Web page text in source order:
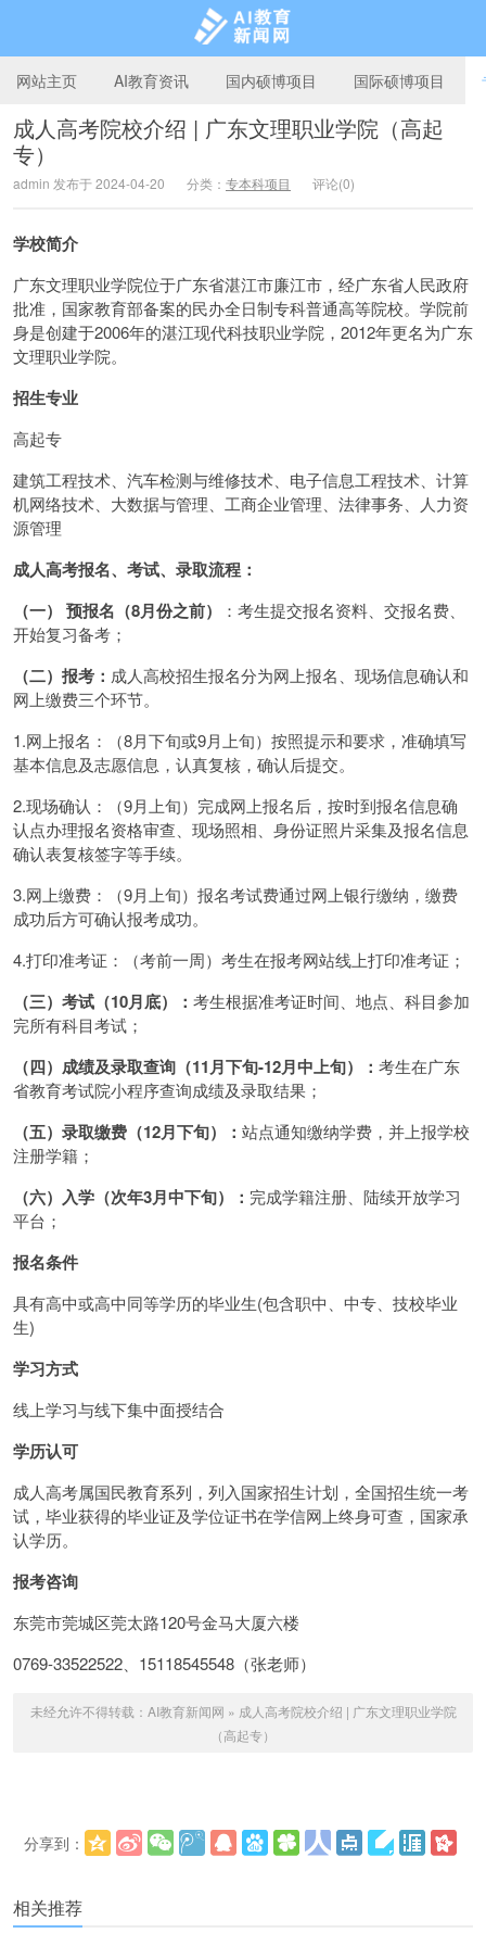
网站主页 AI教育资讯 国内硕博项目 国际硕博项目
成人高考院校介绍 | 广东文理职业学院（高起
专）
admin 发布于 2024-04-20 分类： 专本科项目 评论(0)
学校简介
广东文理职业学院位于广东省湛江市廉江市，经广东省人民政府
批准，国家教育部备案的民办全日制专科普通高等院校。学院前
身是创建于2006年的湛江现代科技职业学院，2012年更名为广东
文理职业学院。
招生专业
高起专
建筑工程技术、汽车检测与维修技术、电子信息工程技术、计算
机网络技术、大数据与管理、工商企业管理、法律事务、人力资
源管理
成人高考报名、考试、录取流程：
（一） 预报名（8月份之前）
：考生提交报名资料、交报名费、
开始复习备考；
（二）报考： 成人高校招生报名分为网上报名、现场信息确认和
网上缴费三个环节。
1.网上报名：（8月下旬或9月上旬）按照提示和要求，准确填写
基本信息及志愿信息，认真复核，确认后提交。
2.现场确认：（9月上旬）完成网上报名后，按时到报名信息确
认点办理报名资格审查、现场照相、身份证照片采集及报名信息
确认表复核签字等手续。
3.网上缴费：（9月上旬）报名考试费通过网上银行缴纳，缴费
成功后方可确认报考成功。
4.打印准考证：（考前一周）考生在报考网站线上打印准考证；
（三）考试（10月底）： 考生根据准考证时间、地点、科目参加
完所有科目考试；
（四）成绩及录取查询（11月下旬-12月中上旬）： 考生在广东
省教育考试院小程序查询成绩及录取结果；
（五）录取缴费（12月下旬）： 站点通知缴纳学费，并上报学校
注册学籍；
（六）入学（次年3月中下旬）： 完成学籍注册、陆续开放学习
平台；
报名条件
具有高中或高中同等学历的毕业生(包含职中、中专、技校毕业
生)
学习方式
线上学习与线下集中面授结合
学历认可
成人高考属国民教育系列，列入国家招生计划，全国招生统一考
试，毕业获得的毕业证及学位证书在学信网上终身可查，国家承
认学历。
报考咨询
东莞市莞城区莞太路120号金马大厦六楼
0769-33522522、15118545548（张老师）
未经允许不得转载： AI教育新闻网 » 成人高考院校介绍 | 广东文理职业学院
（高起专）
分享到：
相关推荐